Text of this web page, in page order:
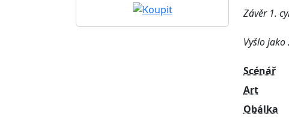
Závěr 1.
Vyšlo jako
Scénář
Art
Obálka